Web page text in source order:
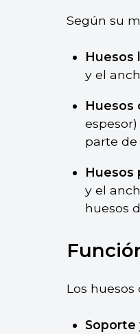
Según su
Huesos
y el
Huesos
parte de
Huesos
y el
huesos
Los
Soporte